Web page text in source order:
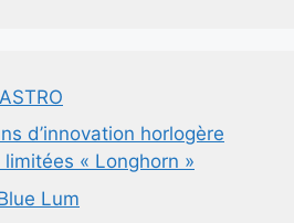
d’innovation horlogère
« Longhorn »
Lum